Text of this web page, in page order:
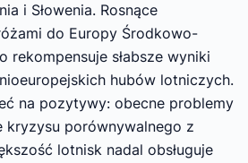
i Słowenia. Rosnące
do Europy Środkowo-
rekompensuje słabsze wyniki
hubów lotniczych.
na pozytywy: obecne problemy
kryzysu porównywalnego z
lotnisk nadal obsługuje